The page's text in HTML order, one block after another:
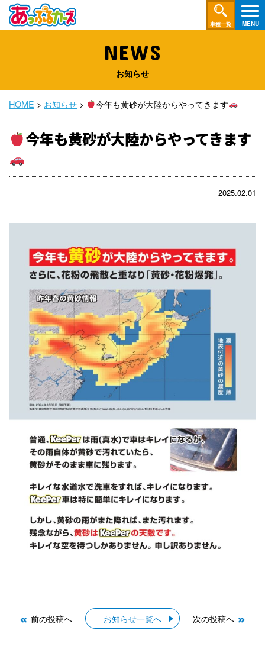
車種一覧
NEWS
お知らせ
HOME > お知らせ > 今年も黄砂が大陸からやってきます
今年も黄砂が大陸からやってきます
2025.02.01
前の投稿へ お知らせ一覧へ 次の投稿へ